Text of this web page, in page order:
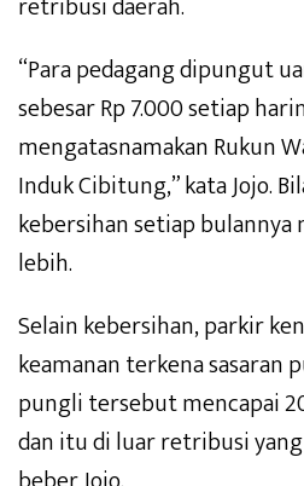
“Para pedagang dipungut
sebesar Rp 7.000 setiap
mengatasnamakan Rukun
Induk Cibitung,” kata Jojo.
kebersihan setiap bulannya
lebih.
Selain kebersihan, parkir
keamanan terkena sasaran
pungli tersebut mencapai
dan itu di luar retribusi